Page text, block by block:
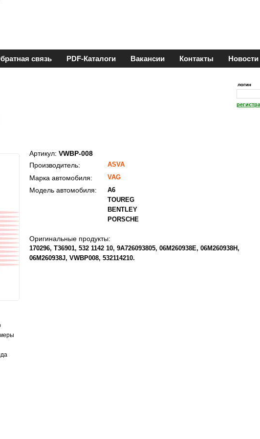
связь PDF-Каталоги Вакансии Контакты Новости
логин
Артикул: VWBP-008
Производитель:
ASVA
Марка автомобиля: VAG
Модель автомобиля:
A6
TOUREG
BENTLEY
PORSCHE
Оригинальные продукты:
170296 T36901 532 1142 10 9A726093805 06M260938E 06M260938H
06M260938J VWBP008 532114210